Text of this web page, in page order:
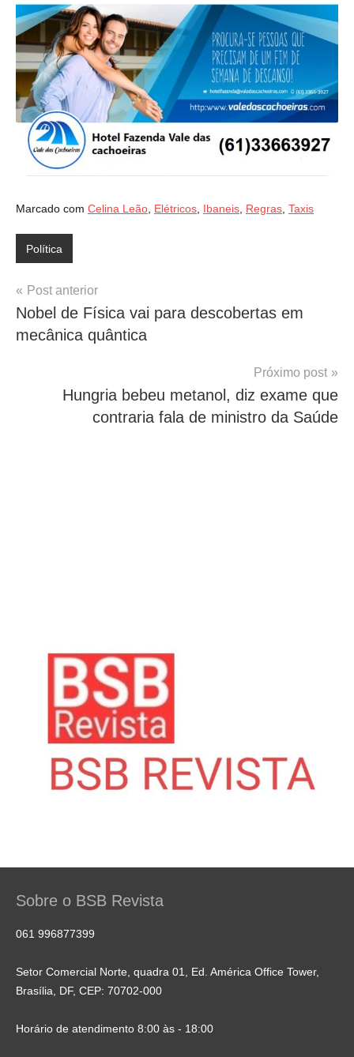
Marcado com Celina Leão, Elétricos, Ibaneis, Regras, Taxis
Política
Navegação
de
Post
Post anterior
Nobel de Física vai para descobertas em
mecânica quântica
Próximo post
Hungria bebeu metanol, diz exame que
contraria fala de ministro da Saúde
Sobre o BSB Revista
061 996877399
Setor Comercial Norte, quadra 01, Ed. América Office Tower,
Brasília, DF, CEP: 70702-000
Horário de atendimento 8:00 às - 18:00